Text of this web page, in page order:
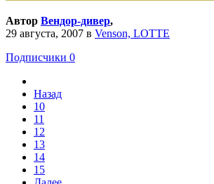
Автор Вендор-дивер,
29 августа, 2007 в Venson, LOTTE
Подписчики 0
Назад
10
11
12
13
14
15